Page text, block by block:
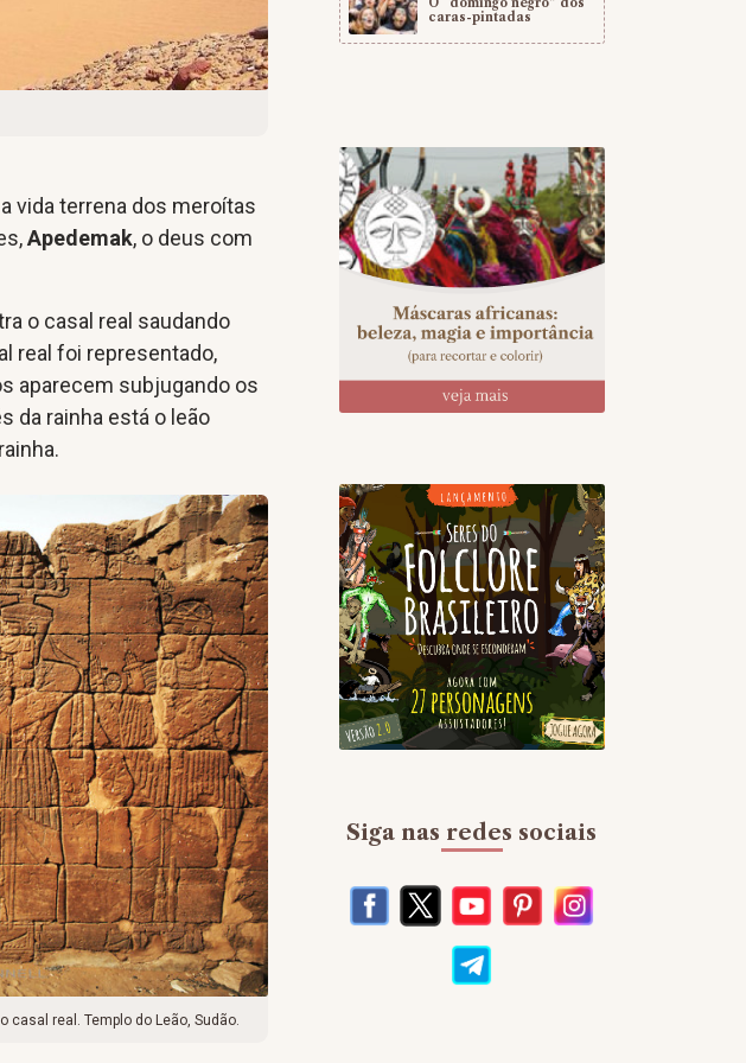
vida terrena dos meroítas
Apedemak, o deus com
o casal real saudando
real foi representado,
aparecem subjugando os
da rainha está o leão
casal real. Templo do Leão, Sudão.
caras-pintadas
Siga nas redes sociais